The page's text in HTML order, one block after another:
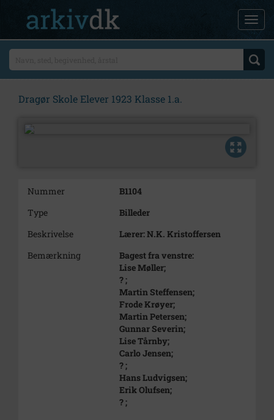
Dragør Skole Elever 1923 Klasse 1.a.
Nummer
B1104
Type
Billeder
Beskrivelse
Lærer: N.K. Kristoffersen
Bemærkning
Bagest fra venstre:
Lise Møller;
? ;
Martin Steffensen;
Frode Krøyer;
Martin Petersen;
Gunnar Severin;
Lise Tårnby;
Carlo Jensen;
? ;
Hans Ludvigsen;
Erik Olufsen;
? ;